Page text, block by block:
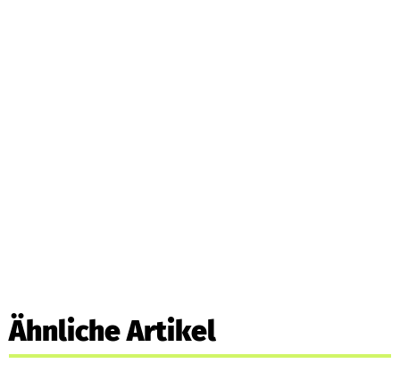
Ähnliche Artikel